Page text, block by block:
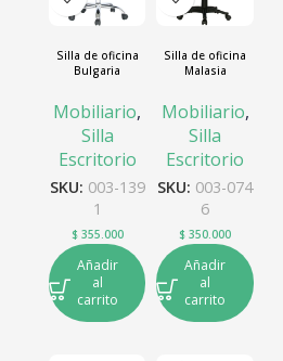
Silla de oficina
Bulgaria
Mobiliario,
Silla
Escritorio
SKU: 003-139
1
$355.000
Añadir
al
carrito
Silla de oficina
Malasia
Mobiliario,
Silla
Escritorio
SKU: 003-074
6
$ 350.000
Añadir
al
carrito